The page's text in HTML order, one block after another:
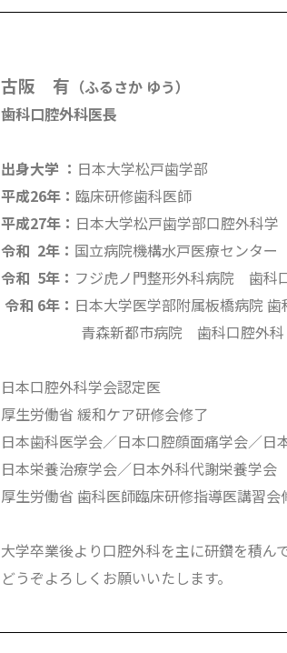
古阪 有 （ふるさか ゆう）
歯科口腔外科医長
出身大学 ： 日本大学松戸歯学部
平成26年： 臨床研修歯科医師
平成27年： 日本大学松戸歯学部口腔外科学
令和 2年： 国立病院機構水戸医療センタ
令和 5年： フジ虎ノ門整形外科病院 歯科
令和 6年： 日本大学医学部附属板橋病院 歯
青森新都市病院 歯科口腔外科
日本口腔外科学会認定医
厚生労働省 緩和ケア研修会修了
日本歯科医学会／日本口腔顔面痛学会／
日本栄養治療学会／日本外科代謝栄養学
厚生労働省 歯科医師臨床研修指導医講習会
大学卒業後より口腔外科を主に研鑽を積ん
どうぞよろしくお願いいたします。